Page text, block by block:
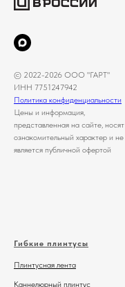
© 2022-2026 ООО "ГАРТ"
ИНН 7751247942
Политика конфиденциальности
Цены и информация,
представленная на сайте, носят
ознакомительный характер и не
является публичной офертой
Гибкие плинтусы
Плинтусная лента
Каннелюрный плинтус